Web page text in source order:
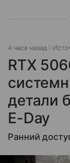
4 часа назад
RTX
детали
E-Day
Ранний